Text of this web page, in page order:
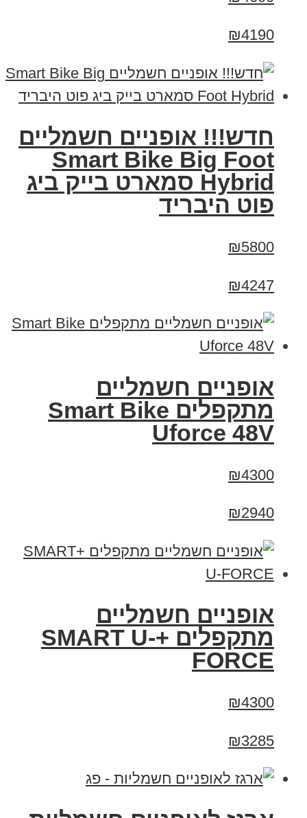
₪4190
חדש!!! אופניים חשמליים
Smart Bike Big Foot
Hybrid סמארט בייק ביג
פוט היבריד
₪5800
₪4247
אופניים חשמליים
מתקפלים Smart Bike
Uforce 48V
₪4300
₪2940
אופניים חשמליים
מתקפלים +SMART U-
FORCE
₪4300
₪3285